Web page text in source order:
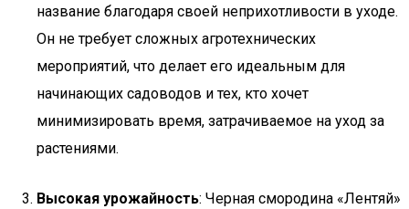
название благодаря своей неприхотливости в уходе.
Он не требует сложных агротехнических
мероприятий, что делает его идеальным для
начинающих садоводов и тех, кто хочет
минимизировать время, затрачиваемое на уход за
растениями.
Высокая урожайность: Черная смородина «Лентяй»